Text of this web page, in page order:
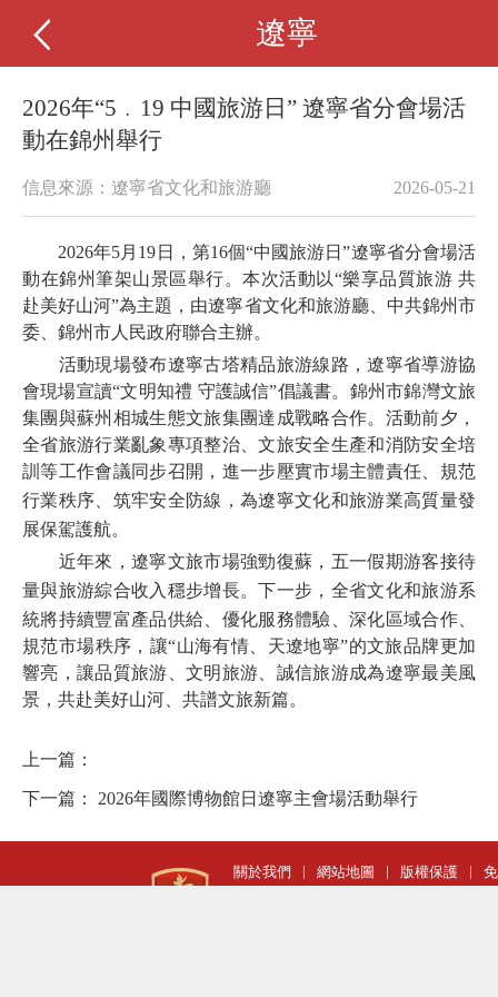
遼寧
2026年“5﹒19 中國旅游日” 遼寧省分會場活
動在錦州舉行
信息來源：遼寧省文化和旅游廳 2026-05-21
2026年5月19日，第16個“中國旅游日”遼寧省分會場活
動在錦州筆架山景區舉行。本次活動以“樂享品質旅游 共
赴美好山河”為主題，由遼寧省文化和旅游廳、中共錦州市
委、錦州市人民政府聯合主辦。
活動現場發布遼寧古塔精品旅游線路，遼寧省導游協
會現場宣讀“文明知禮 守護誠信”倡議書。錦州市錦灣文旅
集團與蘇州相城生態文旅集團達成戰略合作。活動前夕，
全省旅游行業亂象專項整治、文旅安全生產和消防安全培
訓等工作會議同步召開，進一步壓實市場主體責任、規范
行業秩序、筑牢安全防線，為遼寧文化和旅游業高質量發
展保駕護航。
近年來，遼寧文旅市場強勁復蘇，五一假期游客接待
量與旅游綜合收入穩步增長。下一步，全省文化和旅游系
統將持續豐富產品供給、優化服務體驗、深化區域合作、
規范市場秩序，讓“山海有情、天遼地寧”的文旅品牌更加
響亮，讓品質旅游、文明旅游、誠信旅游成為遼寧最美風
景，共赴美好山河、共譜文旅新篇。
上一篇：
下一篇： 2026年國際博物館日遼寧主會場活動舉行